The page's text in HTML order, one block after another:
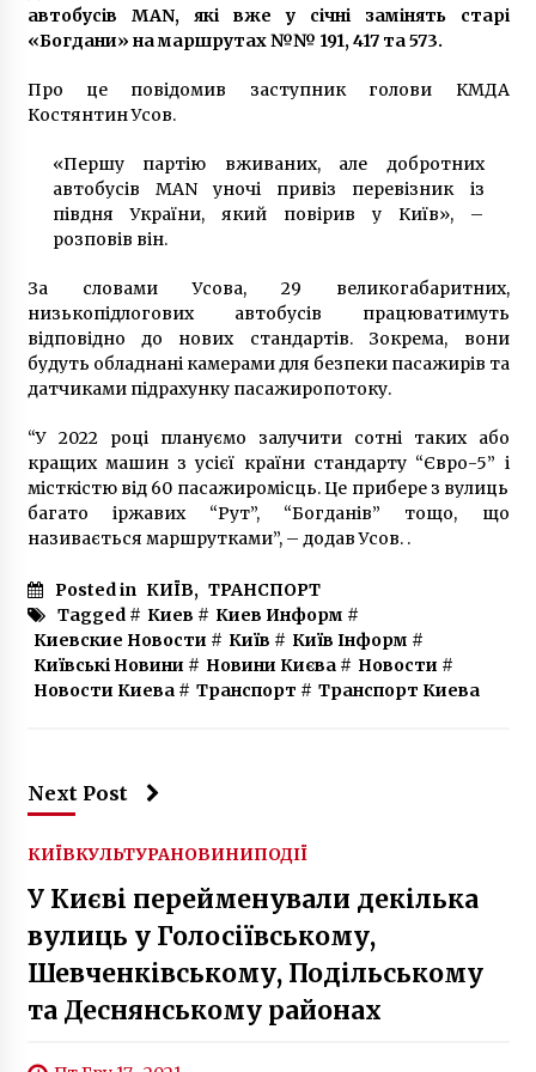
8 років ago
автобусів MAN, які вже у січні замінять старі
«Богдани» на маршрутах №№ 191, 417 та 573.
Про це повідомив заступник голови КМДА
Костянтин Усов.
«Першу партію вживаних, але добротних
автобусів MAN уночі привіз перевізник із
півдня України, який повірив у Київ», –
розповів він.
За словами Усова, 29 великогабаритних,
низькопідлогових автобусів працюватимуть
відповідно до нових стандартів. Зокрема, вони
будуть обладнані камерами для безпеки пасажирів та
датчиками підрахунку пасажиропотоку.
“У 2022 році плануємо залучити сотні таких або
кращих машин з усієї країни стандарту “Євро-5” і
місткістю від 60 пасажиромісць. Це прибере з вулиць
багато іржавих “Рут”, “Богданів” тощо, що
називається маршрутками”, – додав Усов. .
Posted in КИЇВ, ТРАНСПОРТ
Tagged # Киев # Киев Информ #
Киевские Новости # Київ # Київ Інформ #
Київські Новини # Новини Києва# Новости #
Новости Киева# Транспорт # Транспорт Киева
Next Post
КИЇВКУЛЬТУРАНОВИНИПОДІЇ
У Києві перейменували декілька
вулиць у Голосіївському,
Шевченківському, Подільському
та Деснянському районах